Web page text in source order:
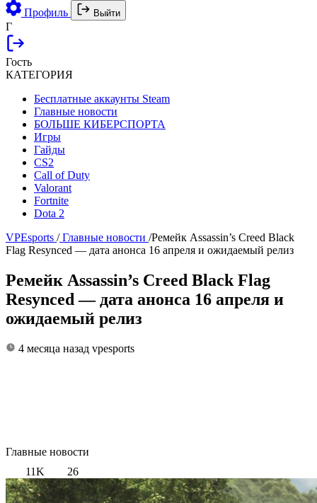
Профиль Выйти
Г
Гость
КАТЕГОРИЯ
Бесплатные аккаунты Steam
Главные новости
БОЛЬШЕ КИБЕРСПОРТА
Игры
Гайды
CS2
Call of Duty
Valorant
Fortnite
Dota 2
VPEsports / Главные новости /Ремейк Assassin’s Creed Black
Flag Resynced — дата анонса 16 апреля и ожидаемый релиз
Ремейк Assassin’s Creed Black Flag
Resynced — дата анонса 16 апреля и
ожидаемый релиз
4 месяца назад vpesports
Главные новости
11K
26